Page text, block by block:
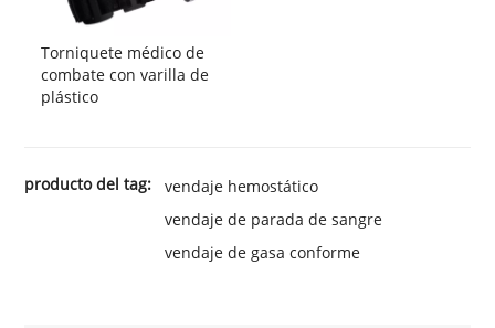
Torniquete médico de
combate con varilla de
plástico
producto del tag:
vendaje hemostático
vendaje de parada de sangre
vendaje de gasa conforme